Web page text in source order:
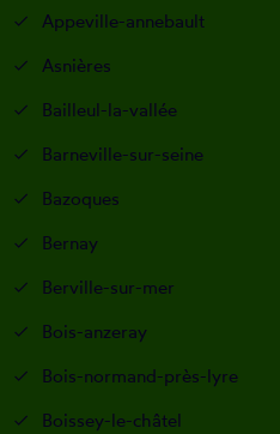
Appeville-annebault
Asnières
Bailleul-la-vallée
Barneville-sur-seine
Bazoques
Bernay
Berville-sur-mer
Bois-anzeray
Bois-normand-près-lyre
Boissey-le-châtel